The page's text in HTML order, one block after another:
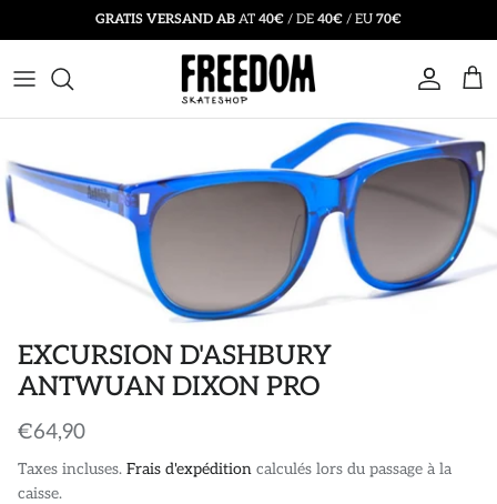
GRATIS VERSAND AB AT 40€ / DE 40€ / EU 70€
SKATEBOARD
PLANCHES COMPLÈTES
VÊTEMENTS DE PROTECTION
T-SHIRTS
MANCHE LONGUE
CHEMISES
PANTALON
SHORTS
BONNETS
CHAUSSETTES
DES LUNETTES DE SOLEIL
SACS À DOS ET SACS
CEINTURE
PIÈCES JUSTIFICATIVES
SALE SKATEBOARD
SALE ACCESSORIES
SALE SKATE SCHUHE
EXCURSION D'ASHBURY
ANTWUAN DIXON PRO
€64,90
Taxes incluses. Frais d'expédition calculés lors du passage à la
caisse.